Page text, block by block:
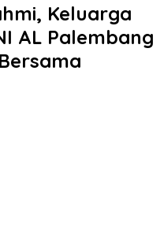
Keluarga
AL Palembang